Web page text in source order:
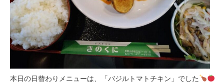
本日の日替わりメニューは、「バジルトマトチキン」でした